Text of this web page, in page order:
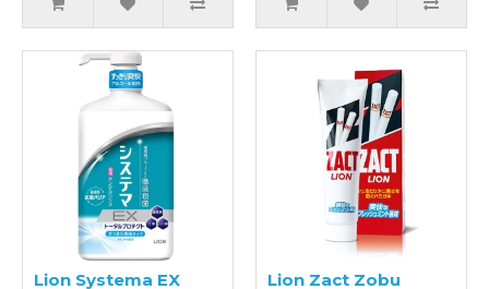
Lion Systema EX
Lion Zact Zobu